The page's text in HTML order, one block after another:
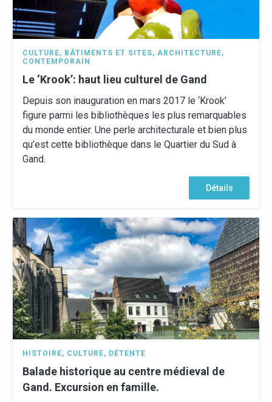
CULTURE, BÂTIMENTS ET SITES, ARCHITECTURE,
CONTEMPORAIN
Le ‘Krook’: haut lieu culturel de Gand
Depuis son inauguration en mars 2017 le ‘Krook’
figure parmi les bibliothèques les plus remarquables
du monde entier. Une perle architecturale et bien plus
qu’est cette bibliothèque dans le Quartier du Sud à
Gand.
Détails
HISTOIRE, CULTURE, DÉTENTE
Balade historique au centre médieval de
Gand. Excursion en famille.